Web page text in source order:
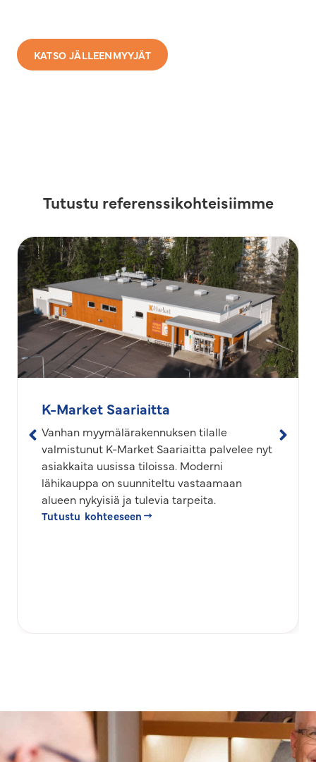
KATSO JÄLLEENMYYJÄT
Tutustu referenssikohteisiimme
K-Market Saariaitta
Vanhan myymälärakennuksen tilalle
valmistunut K-Market Saariaitta palvelee nyt
asiakkaita uusissa tiloissa. Moderni
lähikauppa on suunniteltu vastaamaan
alueen nykyisiä ja tulevia tarpeita.
Tutustu kohteeseen